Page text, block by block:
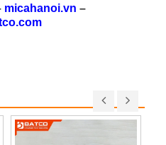
micahanoi.vn –